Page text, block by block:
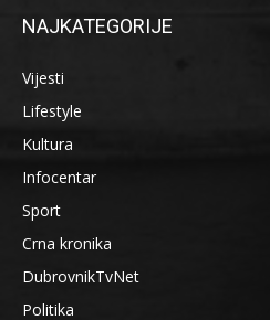
NAJKATEGORIJE
Vijesti
Lifestyle
Kultura
Infocentar
Sport
Crna kronika
DubrovnikTvNet
Politika